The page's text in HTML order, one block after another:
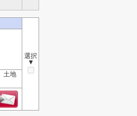
選択
▼
土地